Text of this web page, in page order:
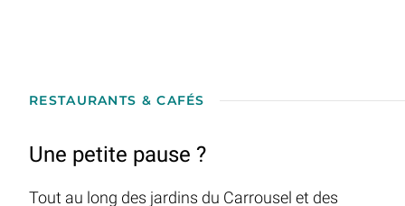
RESTAURANTS & CAFÉS
Une petite pause ?
Tout au long des jardins du Carrousel et des